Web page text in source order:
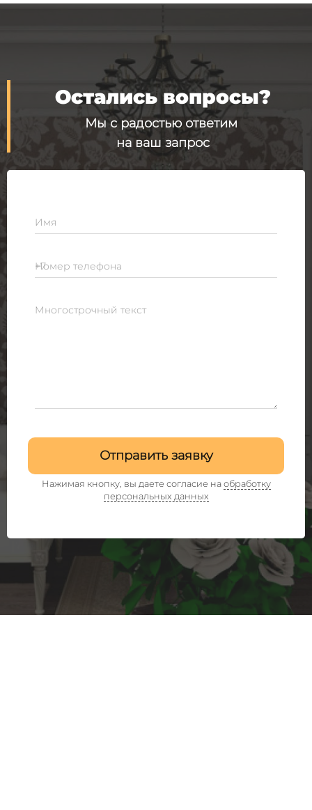
Остались вопросы?
Мы с радостью ответим
на ваш запрос
Имя
Номер телефона
Многострочный текст
Отправить заявку
Нажимая кнопку, вы даете согласие на обработку
персональных данных